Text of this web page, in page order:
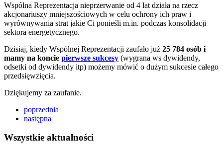
Wspólna Reprezentacja nieprzerwanie od 4 lat działa na rzecz
akcjonariuszy mniejszościowych w celu ochrony ich praw i
wyrównywania strat jakie Ci ponieśli m.in. podczas konsolidacji
sektora energetycznego.
Dzisiaj, kiedy Wspólnej Reprezentacji zaufało już 25 784 osób i
mamy na koncie pierwsze sukcesy (wygrana ws dywidendy,
odsetki od dywidendy itp) możemy mówić o dużym sukcesie całego
przedsięwzięcia.
Dziękujemy za zaufanie.
poprzednia
następna
Wszystkie aktualności